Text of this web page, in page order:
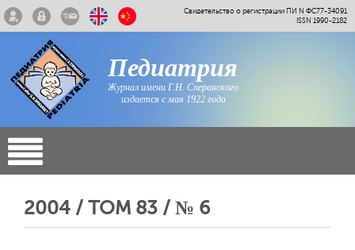
Свидетельство о регистрации ПИ N ФС77-34091
ISSN 1990-2182
Педиатрия
Журнал имени Г.Н. Сперанского
издается с мая 1922 года
2004 / ТОМ 83 / № 6